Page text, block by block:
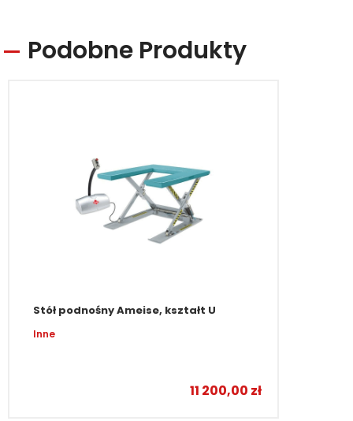
Podobne Produkty
Stół podnośny Ameise, kształt U
Inne
11 200,00 zł